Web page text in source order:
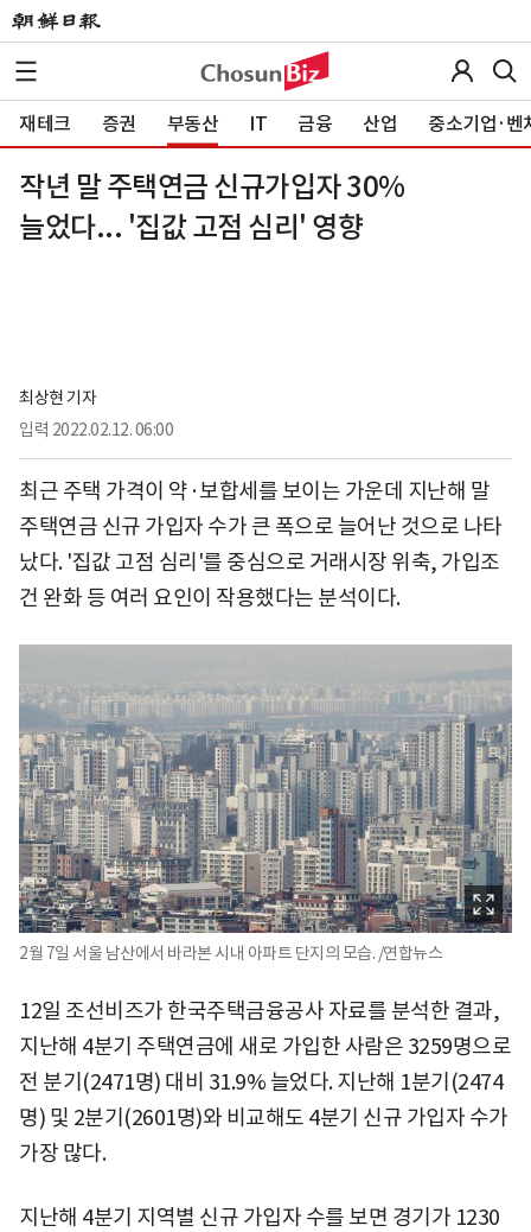
재테크 증권 부동산 IT 금융 산업 중소기업·벤
작년 말 주택연금 신규가입자 30%
늘었다... '집값 고점 심리' 영향
최상현 기자
입력 2022.02.12. 06:00
최근 주택 가격이 약·보합세를 보이는 가운데 지난해 말
주택연금 신규 가입자 수가 큰 폭으로 늘어난 것으로 나타
났다. '집값 고점 심리'를 중심으로 거래시장 위축, 가입조
건 완화 등 여러 요인이 작용했다는 분석이다.
2월 7일 서울 남산에서 바라본 시내 아파트 단지의 모습. /연합뉴스
12일 조선비즈가 한국주택금융공사 자료를 분석한 결과,
지난해 4분기 주택연금에 새로 가입한 사람은 3259명으로
전 분기(2471명) 대비 31.9% 늘었다. 지난해 1분기(2474
명) 및 2분기(2601명)와 비교해도 4분기 신규 가입자 수가
가장 많다.
지난해 4분기 지역별 신규 가입자 수를 보면 경기가 1230